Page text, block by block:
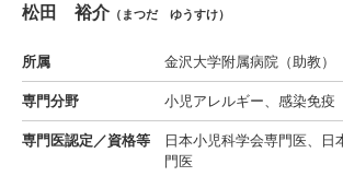
松田 裕介 （まつだ ゆうすけ）
所属 金沢大学附属病院（助教）
専門分野 小児アレルギー、感染免疫
専門医認定／資格等
日本小児科学会専門医、日
門医